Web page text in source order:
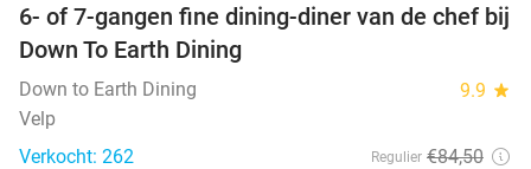
36%
6- of 7-gangen fine dining-diner van de chef bij
Down To Earth Dining
Down to Earth Dining 9.9 star
Velp
Verkocht: 262
Regulier €84,50